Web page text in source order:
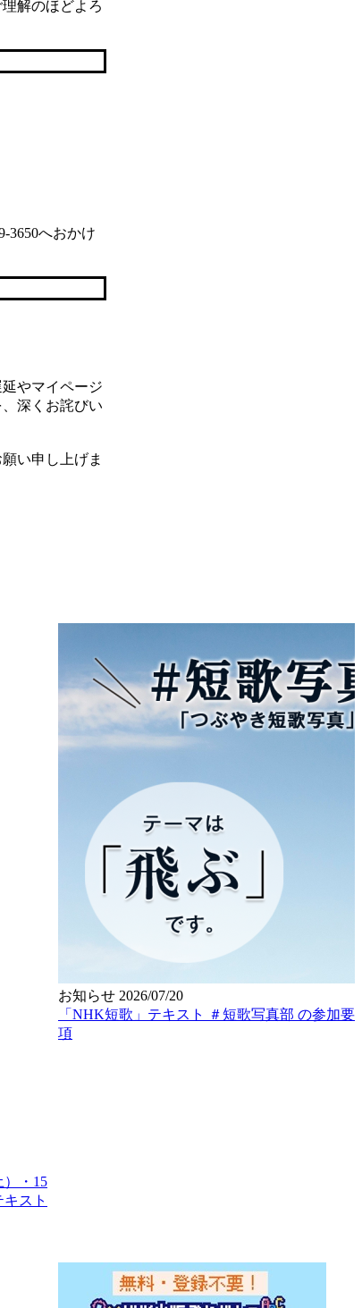
解のほどよろ
3650へおかけ
やマイページ
深くお詫びい
い申し上げま
）・15
スト
お知らせ 2026/07/20
「NHK短歌」テキスト ＃短歌写真部 の参加要
項